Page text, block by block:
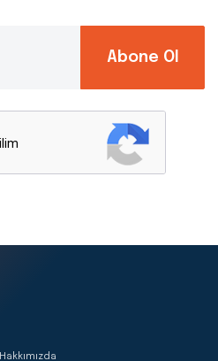
Abone Ol
Hakkımızda